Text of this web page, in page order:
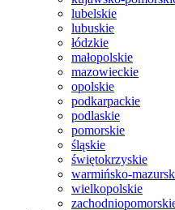
lubelskie
lubuskie
łódzkie
małopolskie
mazowieckie
opolskie
podkarpackie
podlaskie
pomorskie
śląskie
świętokrzyskie
warmińsko-
wielkopolskie